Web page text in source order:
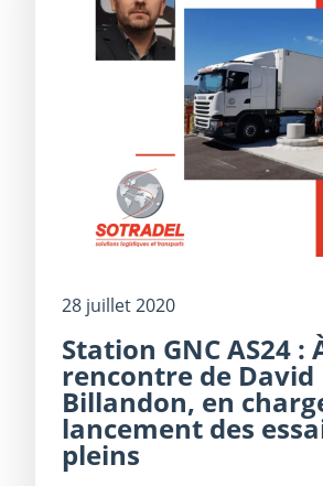
28 juillet 2020
Station GNC AS24 :
rencontre de David
Billandon, en
lancement des
pleins